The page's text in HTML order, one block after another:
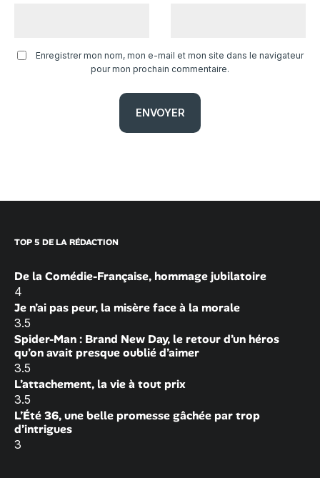
Enregistrer mon nom, mon e-mail et mon site dans le navigateur
pour mon prochain commentaire.
TOP 5 DE LA RÉDACTION
De la Comédie-Française, hommage jubilatoire
4
Je n’ai pas peur, la misère face à la morale
3.5
Spider-Man : Brand New Day, le retour d’un héros
qu’on avait presque oublié d’aimer
3.5
L’attachement, la vie à tout prix
3.5
L’Été 36, une belle promesse gâchée par trop
d’intrigues
3